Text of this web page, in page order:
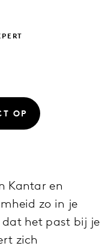
OP
Kantar en
zo in je
het past bij je
zich